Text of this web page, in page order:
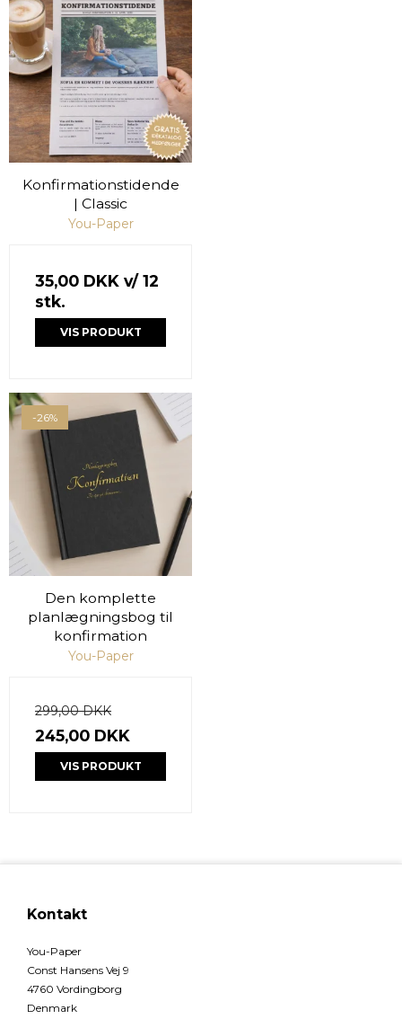
Konfirmationstidende
| Classic
You-Paper
35,00 DKK v/ 12
stk.
VIS PRODUKT
-26%
Den komplette
planlægningsbog til
konfirmation
You-Paper
299,00 DKK
245,00 DKK
VIS PRODUKT
Kontakt
You-Paper
Const Hansens Vej 9
4760 Vordingborg
Denmark